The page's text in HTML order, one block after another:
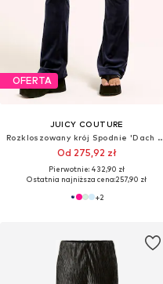
OFERTA
JUICY COUTURE
Rozkloszowany krój
Od 275,92 zł
Pierwotnie: 432,90 zł
Ostatnia najniższa cena:257,90 zł
+2